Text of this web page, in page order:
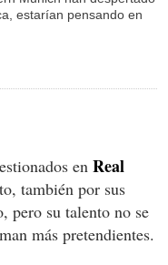
estarían pensando en
en Real
también por sus
pero su talento no se
más pretendientes.